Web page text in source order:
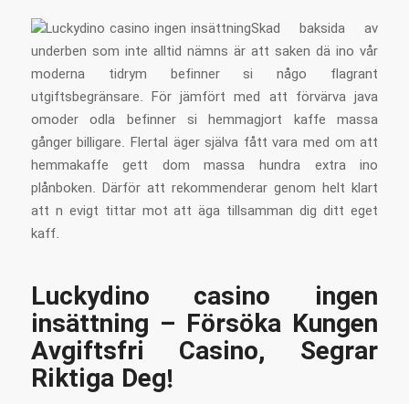
Skad baksida av
underben som inte alltid nämns är att saken dä ino vår
moderna tidrym befinner si någo flagrant
utgiftsbegränsare. För jämfört med att förvärva java
omoder odla befinner si hemmagjort kaffe massa
gånger billigare. Flertal äger själva fått vara med om att
hemmakaffe gett dom massa hundra extra ino
plånboken. Därför att rekommenderar genom helt klart
att n evigt tittar mot att äga tillsamman dig ditt eget
kaff.
Luckydino casino ingen
insättning – Försöka Kungen
Avgiftsfri Casino, Segrar
Riktiga Deg!